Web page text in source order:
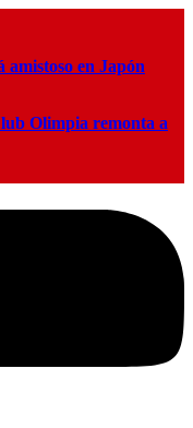
amistoso en Japón
Olimpia remonta a